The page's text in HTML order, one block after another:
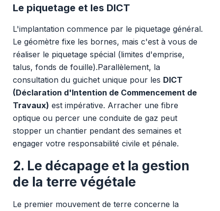
Le piquetage et les DICT
L'implantation commence par le piquetage général.
Le géomètre fixe les bornes, mais c'est à vous de
réaliser le piquetage spécial (limites d'emprise,
talus, fonds de fouille).Parallèlement, la
consultation du guichet unique pour les DICT
(Déclaration d'Intention de Commencement de
Travaux) est impérative. Arracher une fibre
optique ou percer une conduite de gaz peut
stopper un chantier pendant des semaines et
engager votre responsabilité civile et pénale.
2. Le décapage et la gestion
de la terre végétale
Le premier mouvement de terre concerne la